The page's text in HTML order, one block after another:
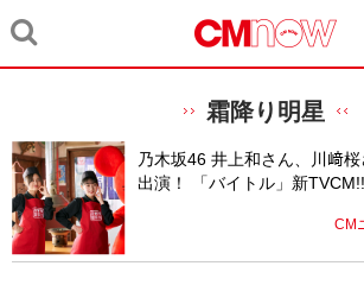
霜降り明星
乃木坂46 井上和さん、川﨑
出演！ 「バイトル」新TVCM!!
CM